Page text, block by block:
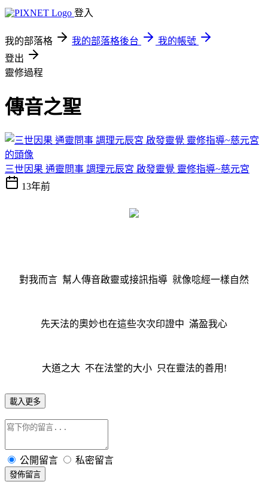
登入
我的部落格 我的部落格後台
我的帳號
登出
靈修過程
傳音之聖
三世因果 通靈問事 調理元辰宮 啟發靈覺 靈修指導~慈元宮
13年前
對我而言 幫人傳音啟靈或接訊指導 就像唸經一樣自然
先天法的奧妙也在這些次次印證中 滿盈我心
大道之大 不在法堂的大小 只在靈法的善用!
載入更多
公開留言 私密留言
發佈留言